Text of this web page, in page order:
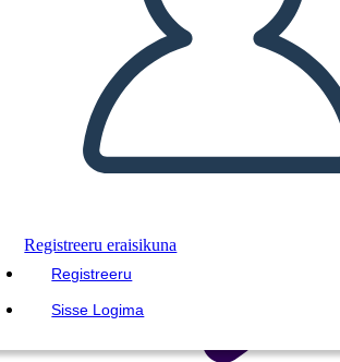
Registreeru eraisikuna
Registreeru
Sisse Logima